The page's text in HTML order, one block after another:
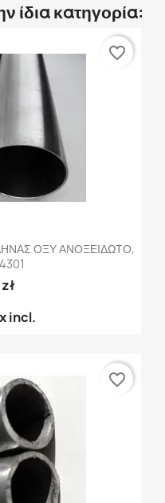
ίδια κατηγορία:
ΟΞΥ ΑΝΟΞΕΙΔΩΤΟ,
incl.
favorite_border
favorite_border